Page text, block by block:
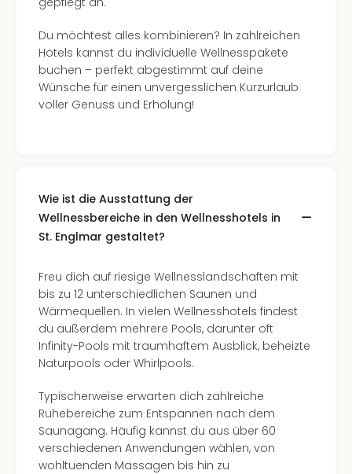
Du möchtest alles kombinieren? In zahlreichen
Hotels kannst du individuelle Wellnesspakete
buchen – perfekt abgestimmt auf deine
Wünsche für einen unvergesslichen Kurzurlaub
voller Genuss und Erholung!
Wie ist die Ausstattung der
Wellnessbereiche in den Wellnesshotels in
St. Englmar gestaltet?
Freu dich auf riesige Wellnesslandschaften mit
bis zu 12 unterschiedlichen Saunen und
Wärmequellen. In vielen Wellnesshotels findest
du außerdem mehrere Pools, darunter oft
Infinity-Pools mit traumhaftem Ausblick, beheizte
Naturpools oder Whirlpools.
Typischerweise erwarten dich zahlreiche
Ruhebereiche zum Entspannen nach dem
Saunagang. Häufig kannst du aus über 60
verschiedenen Anwendungen wählen, von
wohltuenden Massagen bis hin zu